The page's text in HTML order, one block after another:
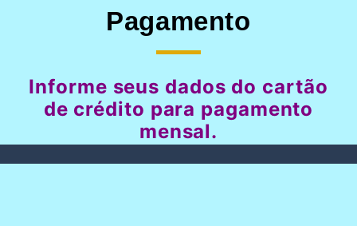
Pagamento
Informe seus dados do cartão
de crédito para pagamento
mensal.